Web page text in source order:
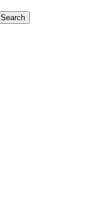
Search